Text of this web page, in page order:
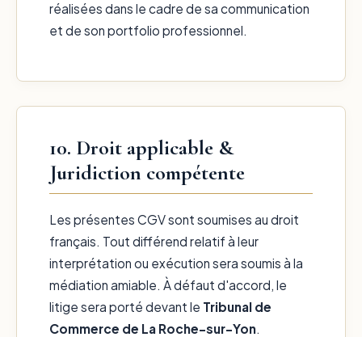
réalisées dans le cadre de sa communication
et de son portfolio professionnel.
10. Droit applicable &
Juridiction compétente
Les présentes CGV sont soumises au droit
français. Tout différend relatif à leur
interprétation ou exécution sera soumis à la
médiation amiable. À défaut d'accord, le
litige sera porté devant le Tribunal de
Commerce de La Roche-sur-Yon.